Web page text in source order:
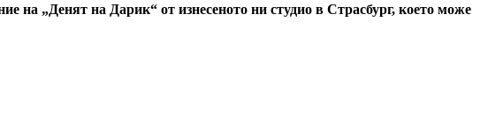
„Денят на Дарик“ от изнесеното ни студио в Страсбург, което може